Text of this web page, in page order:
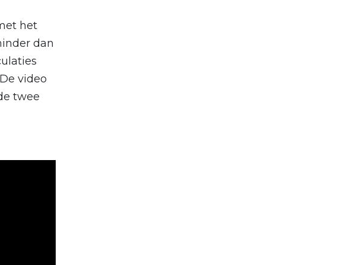
het
dan
video
twee